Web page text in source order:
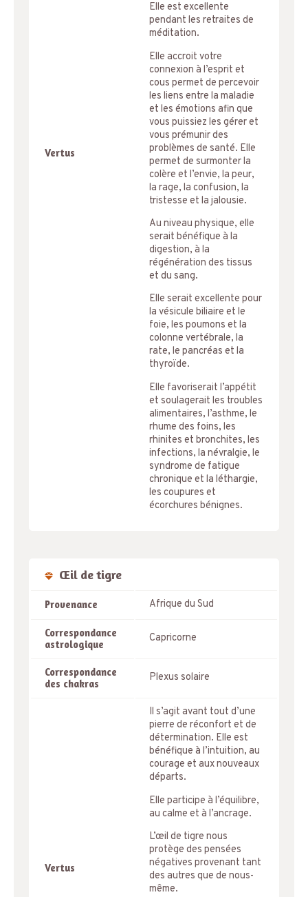
Vertus
Elle est excellente
pendant les retraites de
méditation.
Elle accroit votre
connexion à l’esprit et
cous permet de percevoir
les liens entre la maladie
et les émotions afin que
vous puissiez les gérer et
vous prémunir des
problèmes de santé. Elle
permet de surmonter la
colère et l’envie, la peur,
la rage, la confusion, la
tristesse et la jalousie.
Au niveau physique, elle
serait bénéfique à la
digestion, à la
régénération des tissus
et du sang.
Elle serait excellente pour
la vésicule biliaire et le
foie, les poumons et la
colonne vertébrale, la
rate, le pancréas et la
thyroïde.
Elle favoriserait l’appétit
et soulagerait les troubles
alimentaires, l’asthme, le
rhume des foins, les
rhinites et bronchites, les
infections, la névralgie, le
syndrome de fatigue
chronique et la léthargie,
les coupures et
écorchures bénignes.
Œil de tigre
Provenance Afrique du Sud
Correspondance
astrologique
Capricorne
Correspondance
des chakras
Plexus solaire
Vertus
Il s’agit avant tout d’une
pierre de réconfort et de
détermination. Elle est
bénéfique à l’intuition, au
courage et aux nouveaux
départs.
Elle participe à l’équilibre,
au calme et à l’ancrage.
L’œil de tigre nous
protège des pensées
négatives provenant tant
des autres que de nous-
même.